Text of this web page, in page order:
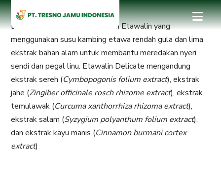
Etawalin Delicate adalah varian Etawalin yang
menggunakan susu kambing etawa rendah gula dan lima
ekstrak bahan alam untuk membantu meredakan nyeri
sendi dan pegal linu. Etawalin Delicate mengandung
ekstrak sereh (Cymbopogonis folium extract), ekstrak
jahe (Zingiber officinale rosch rhizome extract), ekstrak
temulawak (Curcumaxanthorrhiza rhizoma extract),
ekstrak salam (Syzygium polyanthum folium extract),
dan ekstrak kayu manis (Cinnamon burmani cortex
extract)